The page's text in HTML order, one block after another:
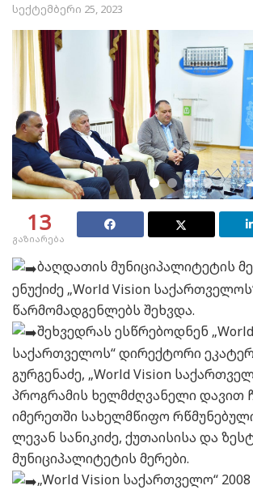
სექტემბერი 25, 2023
13
გაზიარება
ბაღდათის მუნიციპალიტეტის
ენუქიძე „World Vision
წარმომადგენლებს შეხვდა.
შეხვედრას ესწრებოდნენ
საქართველოს“ დირექტორი
გურგენაძე, „World Vision
პროგრამის ხელმძღვანელი დავით
იმერეთში სახელმწიფო
ლევან სანიკიძე, ქუთაისისა და
მუნიციპალიტეტის მერები.
„World Vision საქართველო“